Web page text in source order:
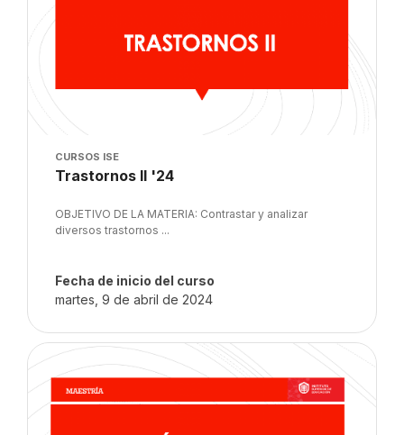
Imagen del curso
CURSOS ISE
Nombre del curso
Trastornos II '24
OBJETIVO DE LA MATERIA: Contrastar y analizar
diversos trastornos ...
Fecha de inicio del curso
martes, 9 de abril de 2024
Imagen del curso" Educación Disruptiva y ambientes de